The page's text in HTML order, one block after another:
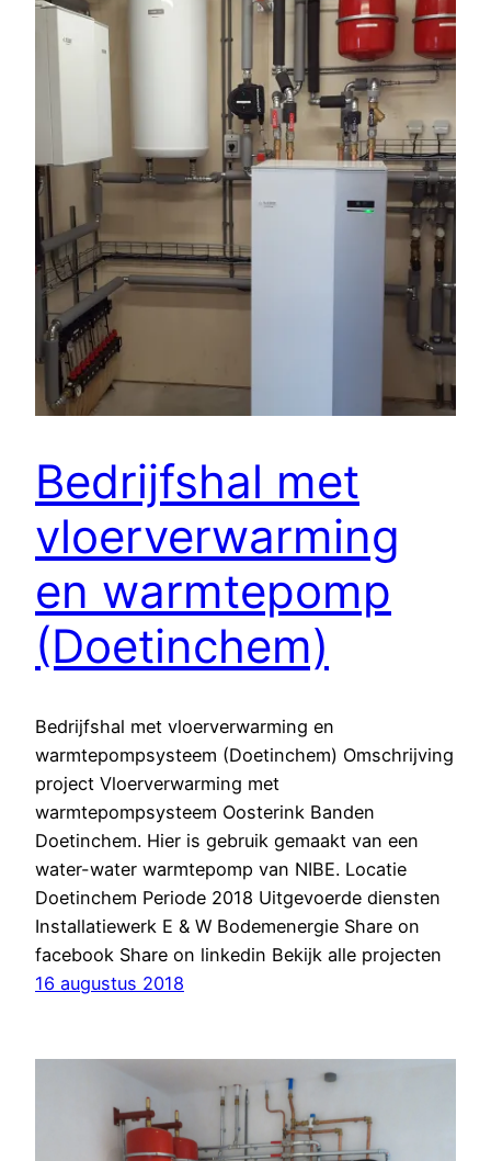
Bedrijfshal met
vloerverwarming
en warmtepomp
(Doetinchem)
Bedrijfshal met vloerverwarming en
warmtepompsysteem (Doetinchem) Omschrijving
project Vloerverwarming met
warmtepompsysteem Oosterink Banden
Doetinchem. Hier is gebruik gemaakt van een
water-water warmtepomp van NIBE. Locatie
Doetinchem Periode 2018 Uitgevoerde diensten
Installatiewerk E & W Bodemenergie Share on
facebook Share on linkedin Bekijk alle projecten
16 augustus 2018